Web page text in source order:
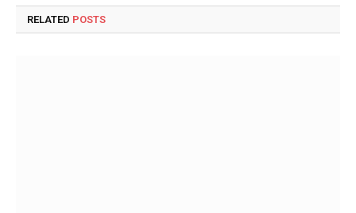
RELATED POSTS